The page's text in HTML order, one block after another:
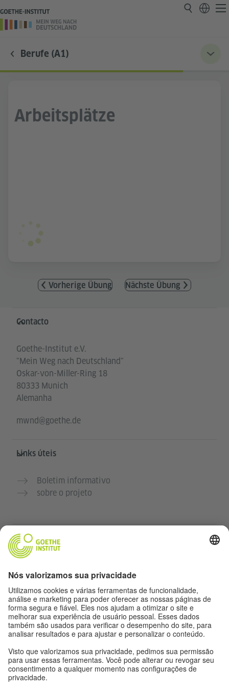
Berufe (A1)
Arbeitsplätze
Vorherige Übung Nächste Übung
Service- und Informationsbereich
Contacto
Goethe-Institut e.V.
"Mein Weg nach Deutschland"
Oskar-von-Miller-Ring 18
80333 Munich
Alemanha
mwnd@goethe.de
Links úteis
Boletim informativo
sobre o projeto
Outros sites
Pratique alemão gratuitamente
Cursos de alemão do Goethe-Institut
Portal para professores “Deutschstunde”
Privacidade e acessibilidade
Configurações de privacidade